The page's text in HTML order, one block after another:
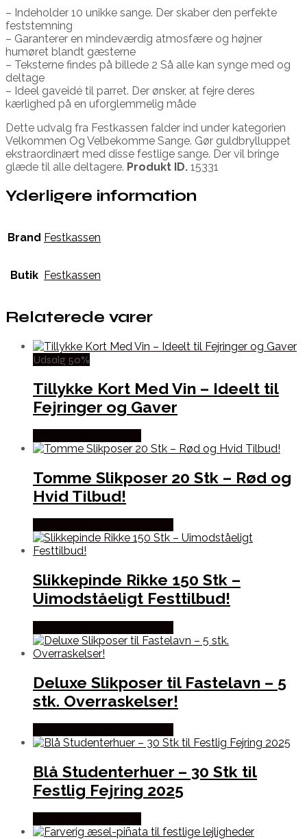
– Indeholder 10 unikke sange. Der skaber den perfekte
feststemning
– Garanterer en mindeværdig atmosfære og højner
humøret blandt gæsterne
– Teksterne findes på billede 2 Så alle kan synge med og
deltage
– Ideel gaveidé til parret. Der ønsker, at fejre deres
kærlighed på en uforglemmelig måde
Dette udvalg fra Festkassen falder ind under kategorien
Velkommen Og Velbekomme Sange. Gør guldbrylluppet
ekstraordinært med disse festlige sange. Der vil bringe
glæde til alle deltagere. Produkt ID. 15331
Yderligere information
Brand Festkassen
Butik Festkassen
Relaterede varer
Udsalg 50%
Tillykke Kort Med Vin – Ideelt til
Fejringer og Gaver
Tomme Slikposer 20 Stk – Rød og
Hvid Tilbud!
Slikkepinde Rikke 150 Stk –
Uimodståeligt Festtilbud!
Deluxe Slikposer til Fastelavn – 5
stk. Overraskelser!
Blå Studenterhuer – 30 Stk til
Festlig Fejring 2025